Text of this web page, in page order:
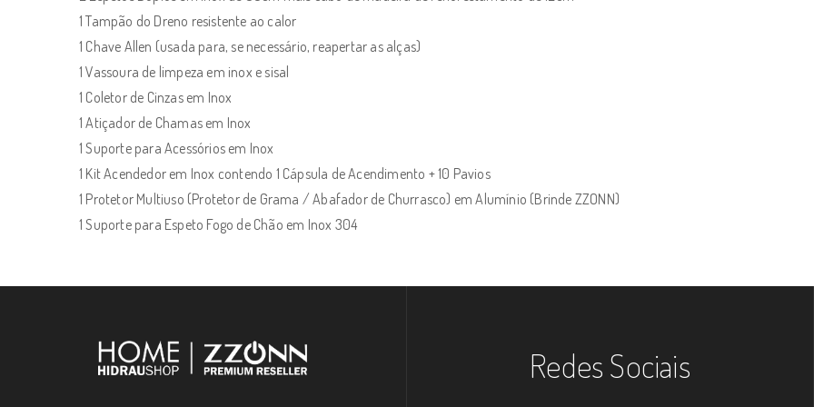
1 Tampão do Dreno resistente ao calor
1 Chave Allen (usada para, se necessário, reapertar as alças)
1 Vassoura de limpeza em inox e sisal
1 Coletor de Cinzas em Inox
1 Atiçador de Chamas em Inox
1 Suporte para Acessórios em Inox
1 Kit Acendedor em Inox contendo 1 Cápsula de Acendimento + 10 Pavios
1 Protetor Multiuso (Protetor de Grama / Abafador de Churrasco) em Alumínio (Brinde ZZONN)
1 Suporte para Espeto Fogo de Chão em Inox 304
Redes Sociais